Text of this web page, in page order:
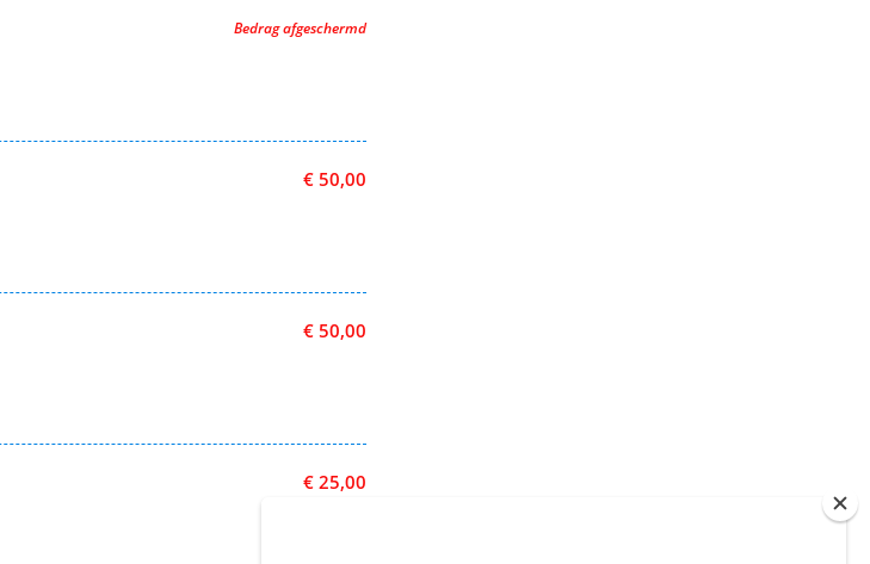
Bedrag afgeschermd
€ 50,00
€ 50,00
€ 25,00